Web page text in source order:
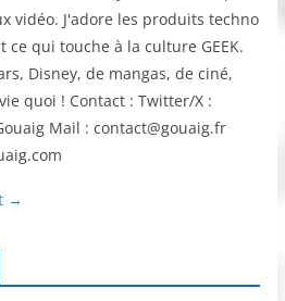
vidéo. J'adore les produits techno
qui touche à la culture GEEK.
Disney, de mangas, de ciné,
quoi ! Contact : Twitter/X :
Mail : contact@gouaig.fr
→